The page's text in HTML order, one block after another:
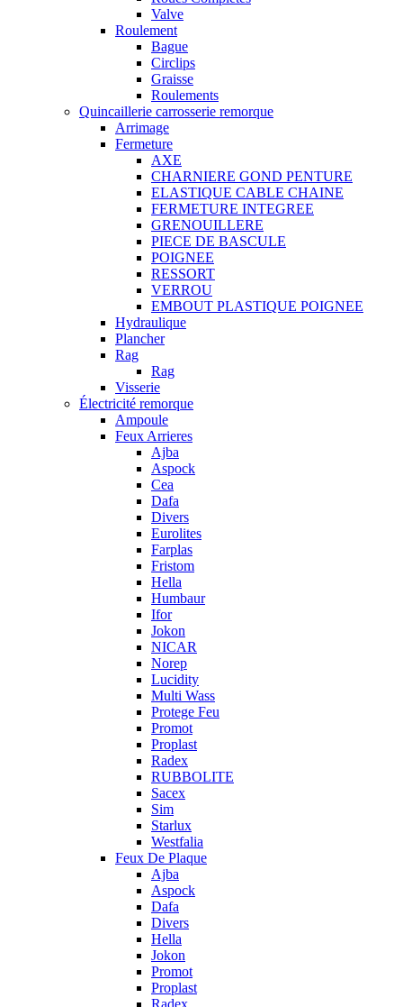
Valve
Roulement
Bague
Circlips
Graisse
Roulements
Quincaillerie carrosserie remorque
Arrimage
Fermeture
AXE
CHARNIERE GOND PENTURE
ELASTIQUE CABLE CHAINE
FERMETURE INTEGREE
GRENOUILLERE
PIECE DE BASCULE
POIGNEE
RESSORT
VERROU
EMBOUT PLASTIQUE POIGNEE
Hydraulique
Plancher
Rag
Rag
Visserie
Électricité remorque
Ampoule
Feux Arrieres
Ajba
Aspock
Cea
Dafa
Divers
Eurolites
Farplas
Fristom
Hella
Humbaur
Ifor
Jokon
NICAR
Norep
Lucidity
Multi Wass
Protege Feu
Promot
Proplast
Radex
RUBBOLITE
Sacex
Sim
Starlux
Westfalia
Feux De Plaque
Ajba
Aspock
Dafa
Divers
Hella
Jokon
Promot
Proplast
Radex